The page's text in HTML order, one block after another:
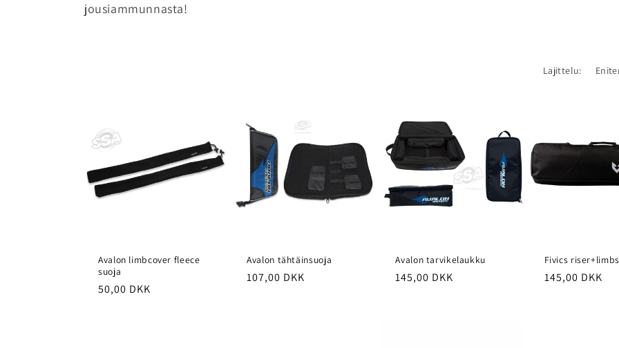
jousiammunnasta!
Lajittelu:
Avalon limbcover fleece
suoja
Normaalihinta
50,00 DKK
Avalon tähtäinsuoja
Normaalihinta
107,00 DKK
Avalon tarvikelaukku
Normaalihinta
145,00 DKK
Fivics
Normaalihinta
145,00 DKK